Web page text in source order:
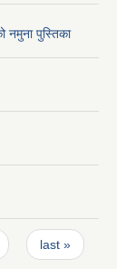
नमुना पुस्तिका
last »